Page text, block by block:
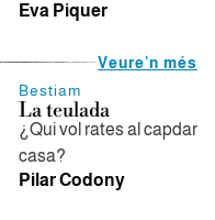
Eva Piquer
Veure'n més
Bestiam
La teulada
¿Qui vol rates al
casa?
Pilar Codony